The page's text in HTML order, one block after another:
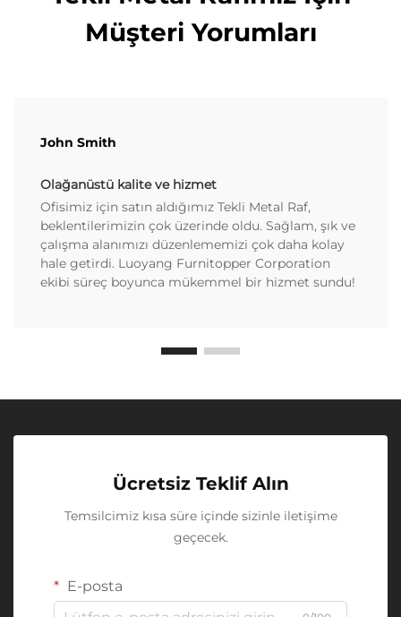
Müşteri Yorumları
John Smith
Olağanüstü kalite ve hizmet
Ofisimiz için satın aldığımız Tekli Metal Raf,
beklentilerimizin çok üzerinde oldu. Sağlam, şık ve
çalışma alanımızı düzenlememizi çok daha kolay
hale getirdi. Luoyang Furnitopper Corporation
ekibi süreç boyunca mükemmel bir hizmet sundu!
Ücretsiz Teklif Alın
Temsilcimiz kısa süre içinde sizinle iletişime
geçecek.
E-posta